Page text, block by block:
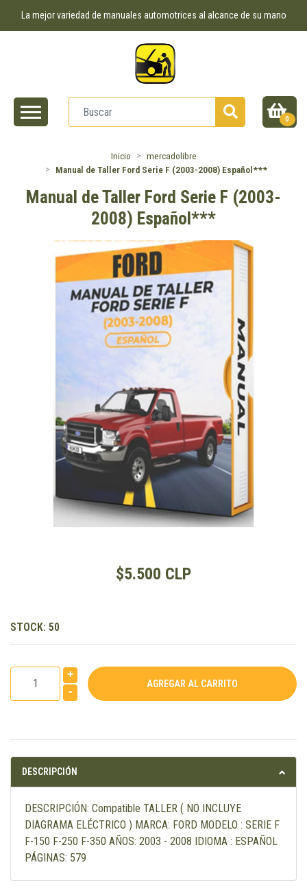
La mejor variedad de manuales automotrices al alcance de su mano
0
Inicio
mercadolibre
Manual de Taller Ford Serie F (2003-2008) Español***
Manual de Taller Ford Serie F (2003-
2008) Español***
$5.500 CLP
STOCK: 50
+
-
DESCRIPCIÓN
DESCRIPCIÓN: Compatible TALLER ( NO INCLUYE
DIAGRAMA ELÉCTRICO ) MARCA: FORD MODELO : SERIE F
F-150 F-250 F-350 AÑOS: 2003 - 2008 IDIOMA : ESPAÑOL
PÁGINAS: 579